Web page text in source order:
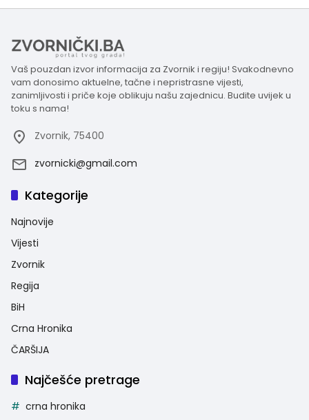
Vaš pouzdan izvor informacija za Zvornik i regiju! Svakodnevno
vam donosimo aktuelne, tačne i nepristrasne vijesti,
zanimljivosti i priče koje oblikuju našu zajednicu. Budite uvijek u
toku s nama!
Zvornik, 75400
zvornicki@gmail.com
Kategorije
Najnovije
Vijesti
Zvornik
Regija
BiH
Crna Hronika
ČARŠIJA
Najčešće pretrage
crna hronika